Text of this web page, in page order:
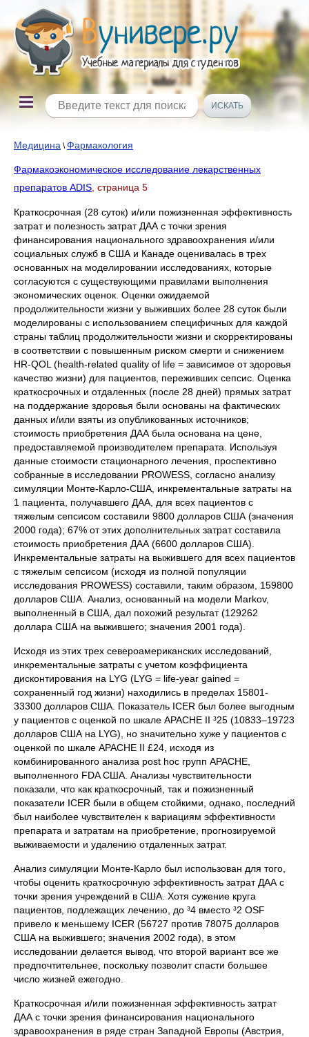
Медицина \Фармакология
Фармакоэкономическое исследование лекарственных
препаратов ADIS , страница 5
Краткосрочная (28 суток) и/или пожизненная эффективность
затрат и полезность затрат ДАА с точки зрения
финансирования национального здравоохранения и/или
социальных служб в США и Канаде оценивалась в трех
основанных на моделировании исследованиях, которые
согласуются с существующими правилами выполнения
экономических оценок. Оценки ожидаемой
продолжительности жизни у выживших более 28 суток были
моделированы с использованием специфичных для каждой
страны таблиц продолжительности жизни и скорректированы
в соответствии с повышенным риском смерти и снижением
HR-QOL (health-related quality of life = зависимое от здоровья
качество жизни) для пациентов, переживших сепсис. Оценка
краткосрочных и отдаленных (после 28 дней) прямых затрат
на поддержание здоровья были основаны на фактических
данных и/или взяты из опубликованных источников;
стоимость приобретения ДАА была основана на цене,
предоставляемой производителем препарата. Используя
данные стоимости стационарного лечения, проспективно
собранные в исследовании PROWESS, согласно анализу
симуляции Монте-Карло-США, инкрементальные затраты на
1 пациента, получавшего ДАА, для всех пациентов с
тяжелым сепсисом составили 9800 долларов США (значения
2000 года); 67% от этих дополнительных затрат составила
стоимость приобретения ДАА (6600 долларов США).
Инкрементальные затраты на выжившего для всех пациентов
с тяжелым сепсисом (исходя из полной популяции
исследования PROWESS) составили, таким образом, 159800
долларов США. Анализ, основанный на модели Markov,
выполненный в США, дал похожий результат (129262
доллара США на выжившего; значения 2001 года).
Исходя из этих трех североамериканских исследований,
инкрементальные затраты с учетом коэффициента
дисконтирования на LYG (LYG = life-year gained =
сохраненный год жизни) находились в пределах 15801-
33300 долларов США. Показатель ICER был более выгодным
у пациентов с оценкой по шкале APACHE II ³25 (10833–19723
долларов США на LYG), но значительно хуже у пациентов с
оценкой по шкале APACHE II £24, исходя из
комбинированного анализа post hoc групп APACHE,
выполненного FDA США. Анализы чувствительности
показали, что как краткосрочный, так и пожизненный
показатели ICER были в общем стойкими, однако, последний
был наиболее чувствителен к вариациям эффективности
препарата и затратам на приобретение, прогнозируемой
выживаемости и удалению отдаленных затрат.
Анализ симуляции Монте-Карло был использован для того,
чтобы оценить краткосрочную эффективность затрат ДАА с
точки зрения учреждений в США. Хотя сужение круга
пациентов, подлежащих лечению, до ³4 вместо ³2 OSF
привело к меньшему ICER (56727 против 78075 долларов
США на выжившего; значения 2002 года), в этом
исследовании делается вывод, что второй вариант все же
предпочтительнее, поскольку позволит спасти большее
число жизней ежегодно.
Краткосрочная и/или пожизненная эффективность затрат
ДАА с точки зрения финансирования национального
здравоохранения в ряде стран Западной Европы (Австрия,